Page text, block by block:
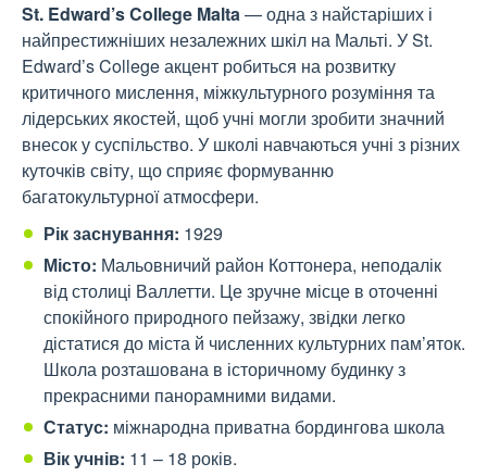
St. Edward’s College Malta— одна з найстаріших і
найпрестижніших незалежних шкіл на Мальті. У St.
Edward’s College акцент робиться на розвитку
критичного мислення, міжкультурного розуміння та
лідерських якостей, щоб учні могли зробити значний
внесок у суспільство. У школі навчаються учні з різних
куточків світу, що сприяє формуванню
багатокультурної атмосфери.
Рік заснування: 1929
Місто: Мальовничий район Коттонера, неподалік
від столиці Валлетти. Це зручне місце в оточенні
спокійного природного пейзажу, звідки легко
дістатися до міста й численних культурних пам’яток.
Школа розташована в історичному будинку з
прекрасними панорамними видами.
Статус: міжнародна приватна бордингова школа
Вік учнів: 11 – 18 років.